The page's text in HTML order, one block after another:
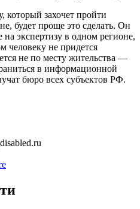
который захочет пройти
будет проще это сделать. Он
экспертизу в одном регионе,
человеку не придется
не по месту жительства —
в информационной
бюро всех субъектов РФ.